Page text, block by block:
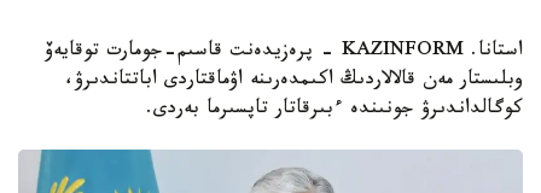
استانا. KAZINFORM - پرەزيدەنت قاسىم-جومارت توقايەۆ
وبلىستار مەن قالالاردىڭ اكىمدەرىنە اۋماقتاردى اباتتاندىرۋ،
كوگالداندىرۋ جونىندە ءبىرقاتار تاپسىرما بەردى.